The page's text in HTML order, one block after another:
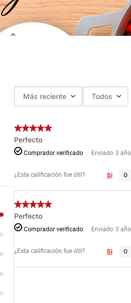
Más reciente Todos
Perfecto
Comprador verificado Enviado 3
¿Esta calificación fue útil? Si
Perfecto
Comprador verificado Enviado 3
¿Esta calificación fue útil? Si